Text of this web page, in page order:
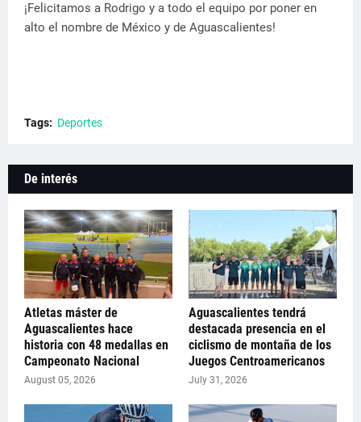
¡Felicitamos a Rodrigo y a todo el equipo por poner en
alto el nombre de México y de Aguascalientes!
Tags: Deportes
De interés
Atletas máster de
Aguascalientes hace
historia con 48 medallas en
Campeonato Nacional
August 05, 2026
Aguascalientes tendrá
destacada presencia en el
ciclismo de montaña de los
Juegos Centroamericanos
July 31, 2026